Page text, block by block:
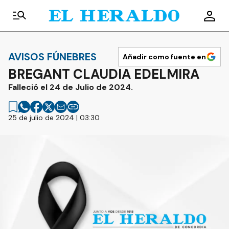
AVISOS FÚNEBRES Añadir como fuente en
BREGANT CLAUDIA EDELMIRA
Falleció el 24 de Julio de 2024.
25 de julio de 2024 | 03:30